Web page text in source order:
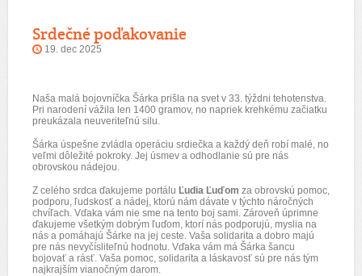
Srdečné poďakovanie
19. dec 2025
Naša malá bojovníčka Šárka prišla na svet v 33. týždni tehotenstva.
Pri narodení vážila len 1400 gramov, no napriek krehkému začiatku
preukázala neuveriteľnú silu.
Šárka úspešne zvládla operáciu srdiečka a každý deň robí malé, no
veľmi dôležité pokroky. Jej úsmev a odhodlanie sú pre nás
obrovskou nádejou.
Z celého srdca ďakujeme portálu Ľudia Ľuďom za obrovskú pomoc,
podporu, ľudskosť a nádej, ktorú nám dávate v týchto náročných
chvíľach. Vďaka vám nie sme na tento boj sami. Zároveň úprimne
ďakujeme všetkým dobrým ľuďom, ktorí nás podporujú, myslia na
nás a pomáhajú Šárke na jej ceste. Vaša solidarita a dobro majú
pre nás nevyčísliteľnú hodnotu. Vďaka vám má Šárka šancu
bojovať a rásť. Vaša pomoc, solidarita a láskavosť sú pre nás tým
najkrajším vianočným darom.